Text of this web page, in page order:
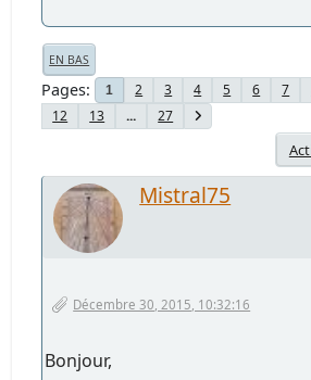
EN BAS
Pages 1 2 3 4 5 6 7
12
13 ... 27
Mistral75
Décembre 30, 2015, 10:32:16
Bonjour,